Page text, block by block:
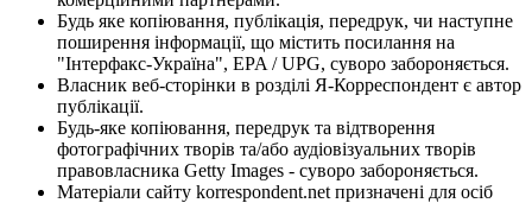
Будь яке копіювання, публікація, передрук, чи наступне
поширення інформації, що містить посилання на
"Інтерфакс-Україна", EPA / UPG, суворо забороняється.
Власник веб-сторінки в розділі Я-Корреспондент є автор
публікації.
Будь-яке копіювання, передрук та відтворення
фотографічних творів та/або аудіовізуальних творів
правовласника Getty Images - суворо забороняється.
Матеріали сайту korrespondent.net призначені для осіб